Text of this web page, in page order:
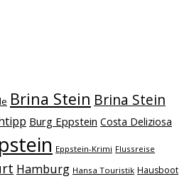
Brina Stein Brina Stein
Burg Eppstein Costa Deliziosa
Eppstein-Krimi Flussreise
Hamburg Hansa Touristik Hausboot